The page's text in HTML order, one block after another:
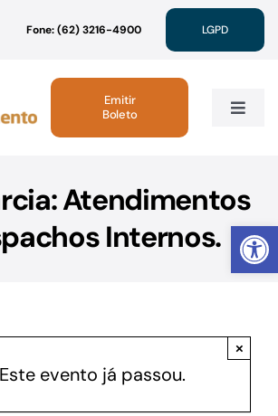
Abrir
Fone: (62) 3216-4900 LGPD
Toggle
Emitir
Boleto
Atendimentos
Internos.
Este evento já passou.
×